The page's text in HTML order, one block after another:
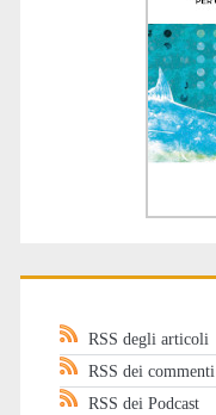
RSS degli articoli
RSS dei commenti
RSS dei Podcast